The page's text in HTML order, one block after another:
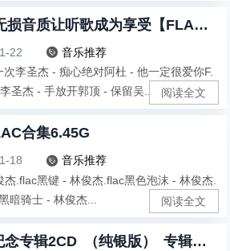
华语佳作205首丨无损音质让听歌成为享受【FLAC】6.8G
22  音乐推荐
李圣杰 - 痴心绝对阿杜 - 他一定很爱你F.
圣杰 - 手放开郭顶 - 保留吴...
阅读全文
合集6.45G
18  音乐推荐
.flac黑键 - 林俊杰.flac黑色泡沫 - 林俊杰.
暗骑士 - 林俊杰...
阅读全文
Beyond -黄家驹纪念专辑2CD （纯银版） 专辑名称：黄家驹纪念专辑共1.5G